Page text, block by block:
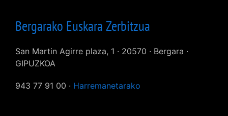
Bergarako Euskara Zerbitzua
San Martin Agirre plaza, 1 · 20570 · Bergara ·
GIPUZKOA
943 77 91 00 · Harremanetarako